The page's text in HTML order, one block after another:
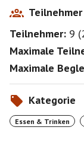
Teilnehmer: 9 (
Maximale
Maximale
Kategorie
Essen & Trinken